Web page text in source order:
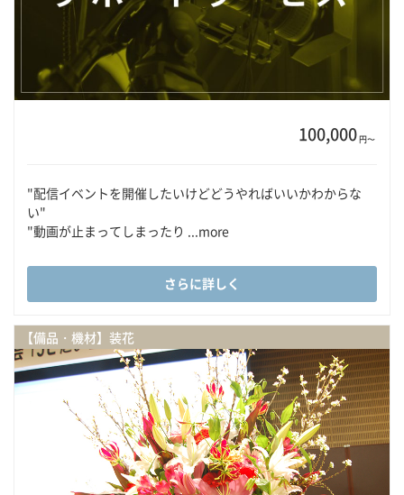
100,000円〜
"配信イベントを開催したいけどどうやればいいかわからな
い"
"動画が止まってしまったり ...more
さらに詳しく
【備品・機材】装花